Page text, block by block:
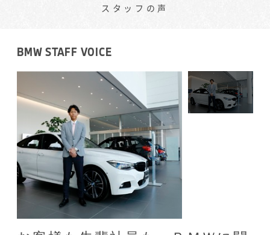
スタッフの声
BMW STAFF VOICE